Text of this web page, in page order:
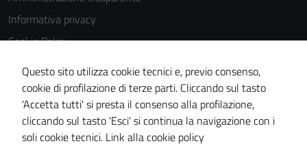
Informativa privacy
Cookie Policy
Note legali
Dichiarazione di accessibilità
Segnalazioni di inaccessibilità
Piano di miglioramento del sito
Questo sito utilizza cookie tecnici e, previo consenso,
cookie di profilazione di terze parti. Cliccando sul tasto
'Accetta tutti' si presta il consenso alla profilazione,
cliccando sul tasto 'Esci' si continua la navigazione con i
soli cookie tecnici. Link alla cookie policy